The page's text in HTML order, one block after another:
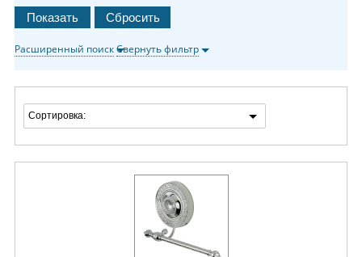
Расширенный поискСвернуть фильтр
Сортировка: